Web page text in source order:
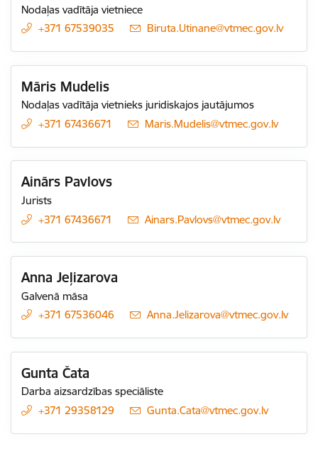
Nodaļas vadītāja vietniece
+371 67539035
E-pasts:
Biruta.Utinane@vtmec.gov.lv
Māris Mudelis
Nodaļas vadītāja vietnieks juridiskajos jautājumos
+371 67436671
E-pasts:
Maris.Mudelis@vtmec.gov.lv
Ainārs Pavlovs
Jurists
+371 67436671
E-pasts:
Ainars.Pavlovs@vtmec.gov.lv
Anna Jeļizarova
Galvenā māsa
+371 67536046
E-pasts:
Anna.Jelizarova@vtmec.gov.lv
Gunta Čata
Darba aizsardzības speciāliste
+371 29358129
E-pasts:
Gunta.Cata@vtmec.gov.lv